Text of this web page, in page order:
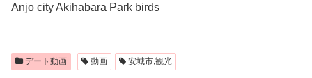
Anjo city Akihabara Park birds
デート動画 動画 安城市,観光